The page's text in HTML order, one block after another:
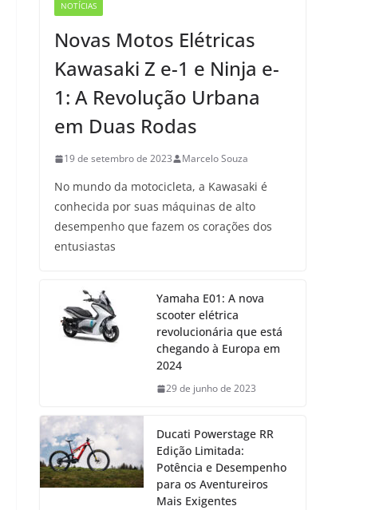
NOTÍCIAS
Novas Motos Elétricas
Kawasaki Z e-1 e Ninja e-
1: A Revolução Urbana
em Duas Rodas
19 de setembro de 2023 Marcelo Souza
No mundo da motocicleta, a Kawasaki é
conhecida por suas máquinas de alto
desempenho que fazem os corações dos
entusiastas
Yamaha E01: A nova
scooter elétrica
revolucionária que está
chegando à Europa em
2024
29 de junho de 2023
Ducati Powerstage RR
Edição Limitada:
Potência e Desempenho
para os Aventureiros
Mais Exigentes